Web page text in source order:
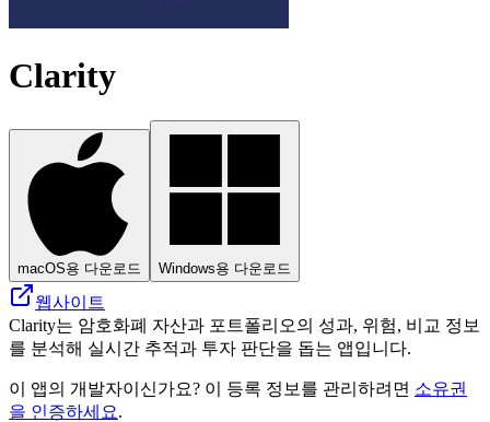
Clarity
macOS용 다운로드 Windows용 다운로드
웹사이트
Clarity는 암호화폐 자산과 포트폴리오의 성과, 위험, 비교 정보
를 분석해 실시간 추적과 투자 판단을 돕는 앱입니다.
이 앱의 개발자이신가요? 이 등록 정보를 관리하려면 소유권
을 인증하세요.